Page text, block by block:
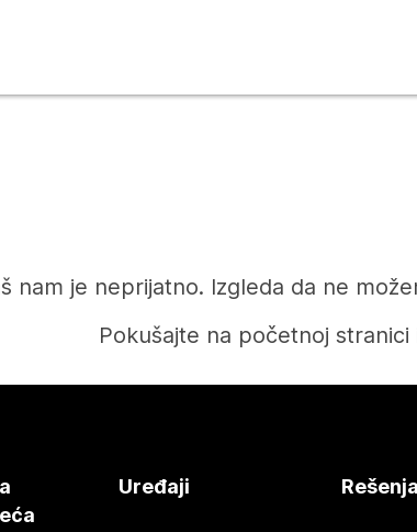
nam je neprijatno. Izgleda da ne
Pokušajte na početnoj
Treba vam
Uređaji